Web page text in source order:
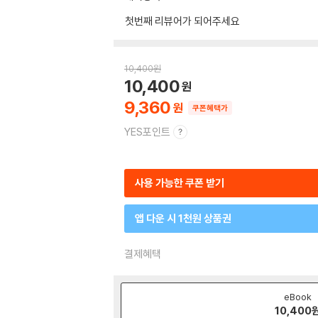
첫번째 리뷰어가 되어주세요
10,400원
9,360
10,400
쿠폰혜택가
YES포인트
사용 가능한 쿠폰 받기
앱 다운 시 1천원 상품권
결제혜택
eBook
10,400